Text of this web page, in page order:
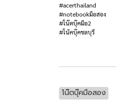
#acerthailand
#notebookมือสอง
#โน๊ตบุ๊คมือ2
#โน้คบุ๊คชลบุรี
โน๊ตบุ๊คมือสอง